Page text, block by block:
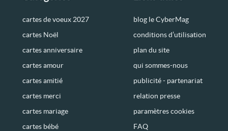
cartes de voeux 2027
cartes Noël
cartes anniversaire
cartes amour
cartes amitié
cartes merci
cartes mariage
cartes bébé
blog le CyberMag
conditions d’utilisation
plan du site
qui sommes-nous
publicité - partenariat
relation presse
paramètres cookies
FAQ